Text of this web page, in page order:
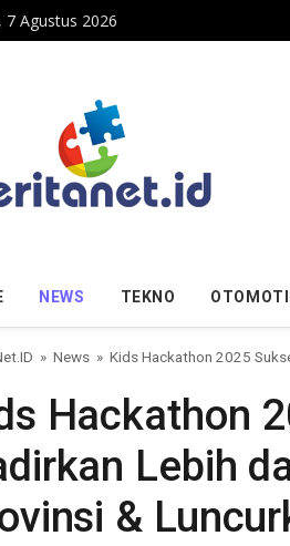
7 Agustus 2026
NEWS TEKNO
» News » Kids Hackathon 2025
Hackathon
Lebih
&